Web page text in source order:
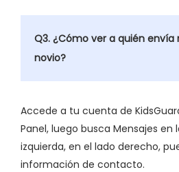
Q3. ¿Cómo ver a quién envía
novio?
Accede a tu cuenta de
Panel, luego busca Mensajes
izquierda, en el lado derecho,
información de contacto.